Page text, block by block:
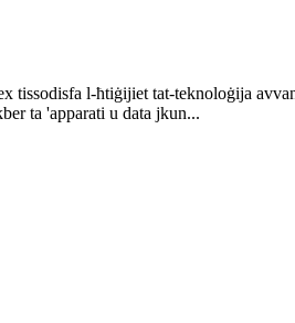
l-ħtiġijiet tat-teknoloġija
ta 'apparati u data jkun...